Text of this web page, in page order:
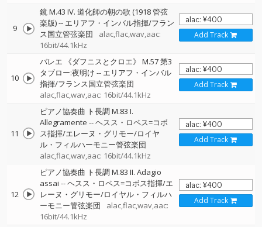
9
鏡 M.43 IV. 道化師の朝の歌 (1918 管弦
楽版)-- エリアフ・インバル指揮/フラン
ス国立管弦楽団
alac,flac,wav,aac:
16bit/44.1kHz
Add Track
10
バレエ 《ダフニスとクロエ》 M.57 第3
タブロー:夜明け -- エリアフ・インバル
指揮/フランス国立管弦楽団
alac,flac,wav,aac: 16bit/44.1kHz
Add Track
11
ピアノ協奏曲 ト長調 M.83 I.
Allegramente --ヘスス・ロペス=コボ
ス指揮/エレーヌ・グリモー/ロイヤ
ル・フィルハーモニー管弦楽団
alac,flac,wav,aac: 16bit/44.1kHz
Add Track
12
ピアノ協奏曲 ト長調 M.83 II. Adagio
assai --ヘスス・ロペス=コボス指揮/エ
レーヌ・グリモー/ロイヤル・フィルハ
ーモニー管弦楽団
alac,flac,wav,aac:
16bit/44.1kHz
Add Track